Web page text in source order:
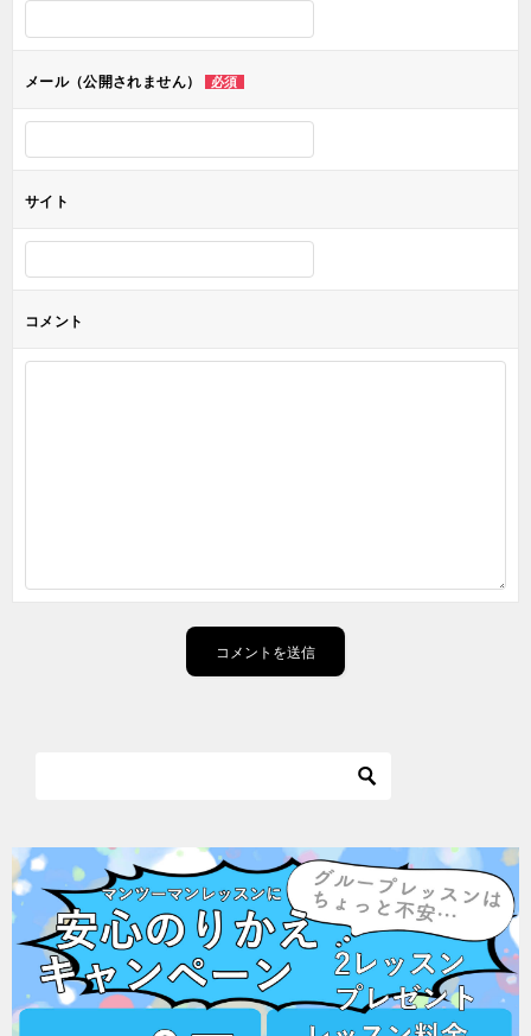
ン
メール（公開されません） 必須
サイト
コメント